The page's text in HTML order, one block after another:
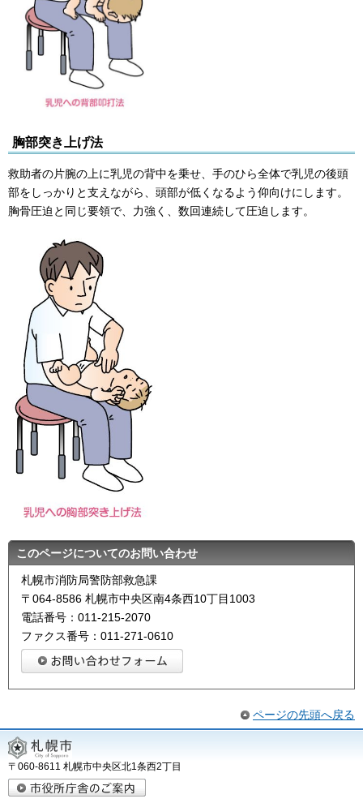
胸部突き上げ法
救助者の片腕の上に乳児の背中を乗せ、手のひら全体で乳児の後頭
部をしっかりと支えながら、頭部が低くなるよう仰向けにします。
胸骨圧迫と同じ要領で、力強く、数回連続して圧迫します。
このページについてのお問い合わせ
札幌市消防局警防部救急課
〒064-8586 札幌市中央区南4条西10丁目1003
電話番号：011-215-2070
ファクス番号：011-271-0610
ページの先頭へ戻る
〒060-8611 札幌市中央区北1条西2丁目